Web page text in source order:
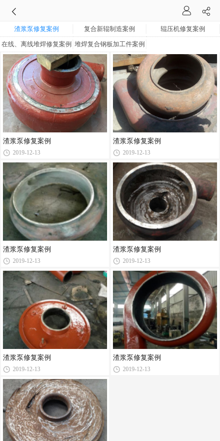
渣浆泵修复案例 复合新辊制造案例 辊压机修复案例
在线、离线堆焊修复案例 堆焊复合钢板加工件案例
渣浆泵修复案例
2019-12-13
渣浆泵修复案例
2019-12-13
渣浆泵修复案例
2019-12-13
渣浆泵修复案例
2019-12-13
渣浆泵修复案例
2019-12-13
渣浆泵修复案例
2019-12-13